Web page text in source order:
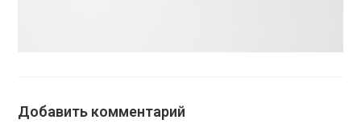
Добавить комментарий